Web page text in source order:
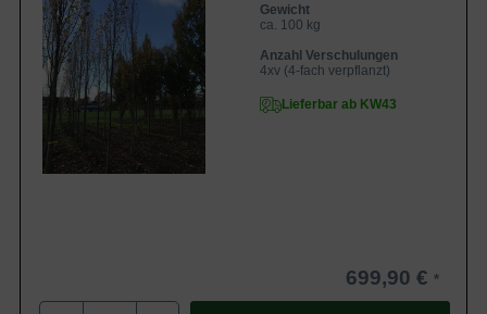
Gewicht
ca. 100 kg
Anzahl Verschulungen
4xv (4-fach verpflanzt)
Lieferbar ab KW43
699,90 €